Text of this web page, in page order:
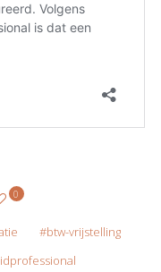
0
btw-vrijstelling